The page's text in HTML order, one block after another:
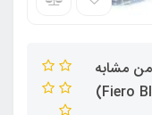
من مشابه
دیور ساواج و کرید اونتوس (Fiero Bleu Man)